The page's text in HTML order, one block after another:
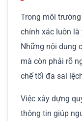
Trong môi
chính xác luôn
Những nội dung
mà còn phải rõ
chế tối đa sai
Việc xây dựng
thông tin giúp